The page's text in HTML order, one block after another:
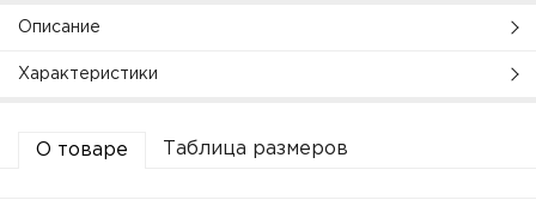
Описание
Характеристики
О товаре Таблица размеров